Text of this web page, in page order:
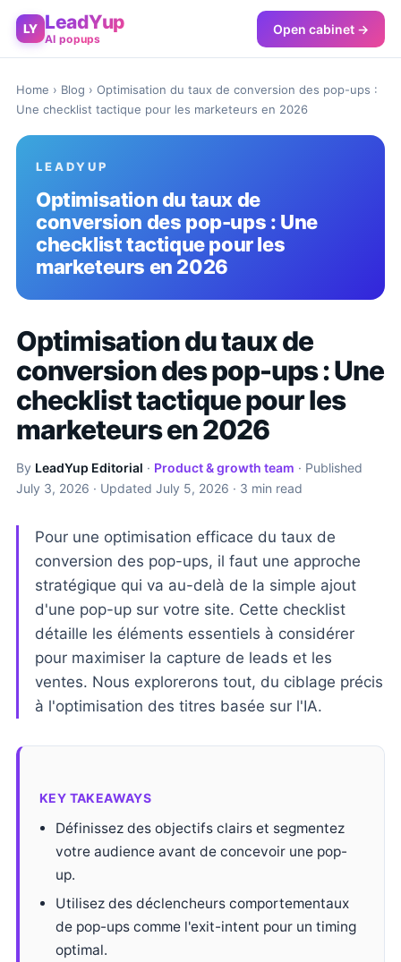
LY LeadYup
AI popups
Open cabinet →
Home › Blog › Optimisation du taux de conversion des pop-ups :
Une checklist tactique pour les marketeurs en 2026
LEADYUP
Optimisation du taux de
conversion des pop-ups : Une
checklist tactique pour les
marketeurs en 2026
Optimisation du taux de
conversion des pop-ups : Une
checklist tactique pour les
marketeurs en 2026
By LeadYup Editorial · Product & growth team · Published
July 3, 2026 · Updated July 5, 2026 · 3 min read
Pour une optimisation efficace du taux de
conversion des pop-ups, il faut une approche
stratégique qui va au-delà de la simple ajout
d'une pop-up sur votre site. Cette checklist
détaille les éléments essentiels à considérer
pour maximiser la capture de leads et les
ventes. Nous explorerons tout, du ciblage précis
à l'optimisation des titres basée sur l'IA.
KEY TAKEAWAYS
Définissez des objectifs clairs et segmentez
votre audience avant de concevoir une pop-
up.
Utilisez des déclencheurs comportementaux
de pop-ups comme l'exit-intent pour un timing
optimal.